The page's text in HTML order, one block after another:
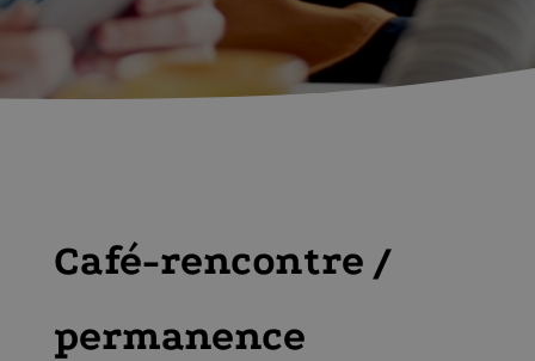
Café-rencontre /
permanence